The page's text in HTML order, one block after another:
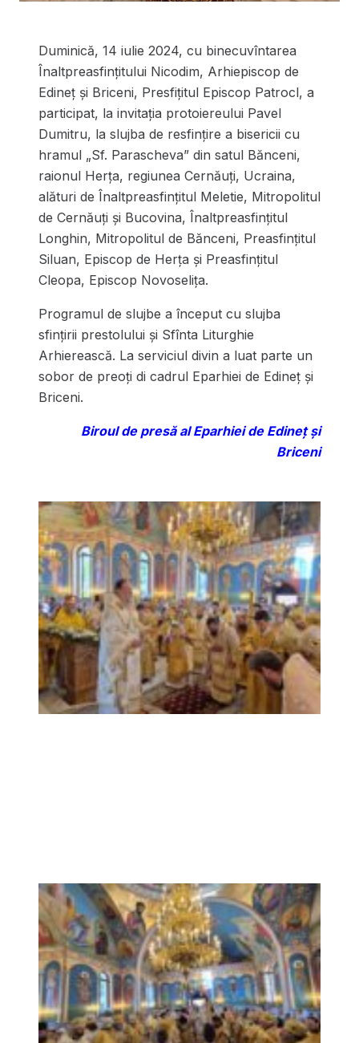
Duminică, 14 iulie 2024, cu binecuvîntarea
Înaltpreasfințitului Nicodim, Arhiepiscop de
Edineț și Briceni, Presfițitul Episcop Patrocl, a
participat, la invitaţia protoiereului Pavel
Dumitru, la slujba de resfinţire a bisericii cu
hramul „Sf. Parascheva” din satul Bănceni,
raionul Herţa, regiunea Cernăuţi, Ucraina,
alături de Înaltpreasfinţitul Meletie, Mitropolitul
de Cernăuţi şi Bucovina, Înaltpreasfințitul
Longhin, Mitropolitul de Bănceni, Preasfințitul
Siluan, Episcop de Herța și Preasfințitul
Cleopa, Episcop Novoselița.
Programul de slujbe a început cu slujba
sfințirii prestolului și Sfînta Liturghie
Arhierească. La serviciul divin a luat parte un
sobor de preoţi di cadrul Eparhiei de Edineț și
Briceni.
Biroul de presă al Eparhiei de Edineţ şi
Briceni